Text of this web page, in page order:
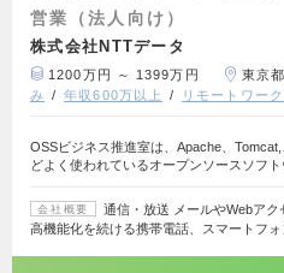
営業（法人向け）
株式会社NTTデータ
1200万円 ～ 1399万円 東京都
み
年収600万以上 リモートワー
OSSビジネス推進室は、Apache、
どよく使われているオープンソースソフト
会社概要
通信・放送 メールやWebアク
高機能化を続ける携帯電話、スマートフ